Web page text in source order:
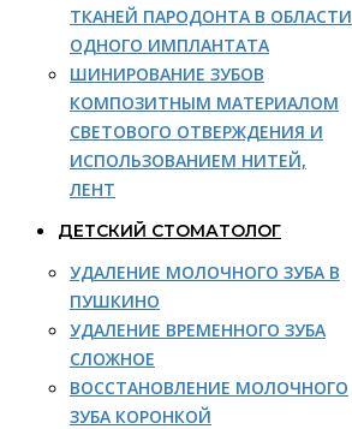
ТКАНЕЙ ПАРОДОНТА В ОБЛАСТИ
ОДНОГО ИМПЛАНТАТА
ШИНИРОВАНИЕ ЗУБОВ
КОМПОЗИТНЫМ МАТЕРИАЛОМ
СВЕТОВОГО ОТВЕРЖДЕНИЯ И
ИСПОЛЬЗОВАНИЕМ НИТЕЙ,
ЛЕНТ
ДЕТСКИЙ СТОМАТОЛОГ
УДАЛЕНИЕ МОЛОЧНОГО ЗУБА В
ПУШКИНО
УДАЛЕНИЕ ВРЕМЕННОГО ЗУБА
СЛОЖНОЕ
ВОССТАНОВЛЕНИЕ МОЛОЧНОГО
ЗУБА КОРОНКОЙ